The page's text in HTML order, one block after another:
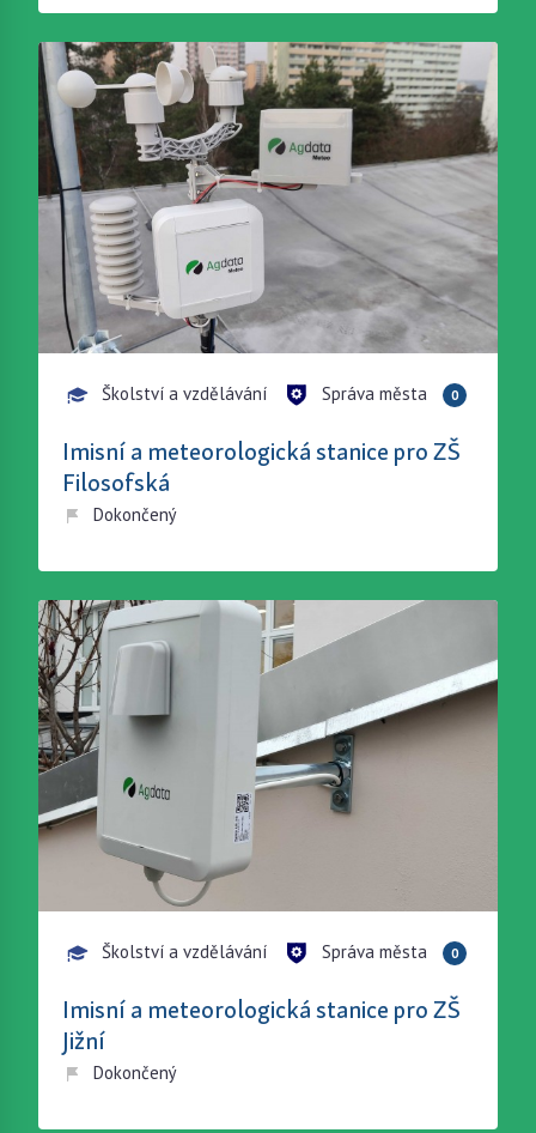
Školství a vzdělávání Správa města 0
Imisní a meteorologická stanice pro ZŠ
Filosofská
Dokončený
Školství a vzdělávání Správa města 0
Imisní a meteorologická stanice pro ZŠ
Jižní
Dokončený